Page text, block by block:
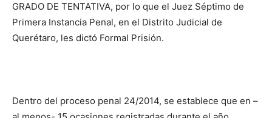
GRADO DE TENTATIVA, por lo que el Juez Séptimo de
Primera Instancia Penal, en el Distrito Judicial de
Querétaro, les dictó Formal Prisión.
Dentro del proceso penal 24/2014, se establece que en –